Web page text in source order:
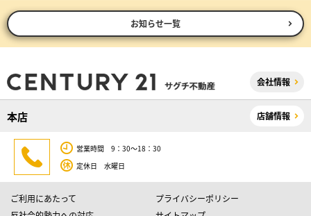
お知らせ一覧
会社情報
本店 店舗情報
営業時間 9：30～18：30
定休日 水曜日
ご利用にあたって
プライバシーポリシー